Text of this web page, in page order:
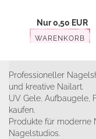
Nur 0,50 EUR
WARENKORB
Professioneller
und kreative Nailart.
UV Gele, Aufbaugele,
kaufen.
Produkte für
Nagelstudios.